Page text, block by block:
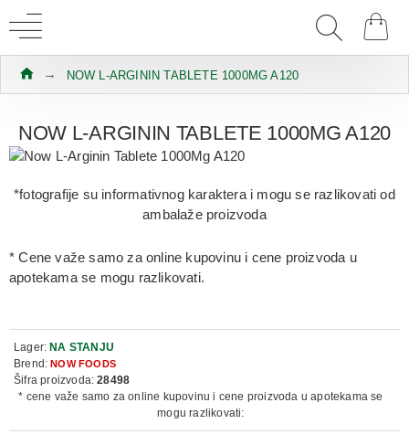
NOW L-ARGININ TABLETE 1000MG A120
NOW L-ARGININ TABLETE 1000MG A120
*fotografije su informativnog karaktera i mogu se razlikovati od
ambalaže proizvoda
* Cene važe samo za online kupovinu i cene proizvoda u
apotekama se mogu razlikovati.
Lager: NA STANJU
Brend: NOW FOODS
Šifra proizvoda: 28498
* cene važe samo za online kupovinu i cene proizvoda u apotekama se
mogu razlikovati: